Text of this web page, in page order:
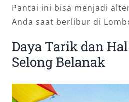
Pantai ini bisa menjadi
Anda saat berlibur di
Daya Tarik dan
Selong Belanak